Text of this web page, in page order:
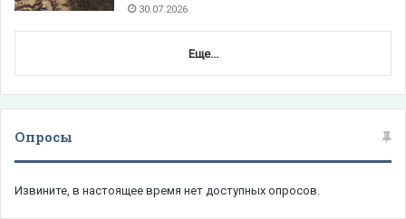
30.07.2026
Еще...
Опросы
Извините, в настоящее время нет доступных опросов.